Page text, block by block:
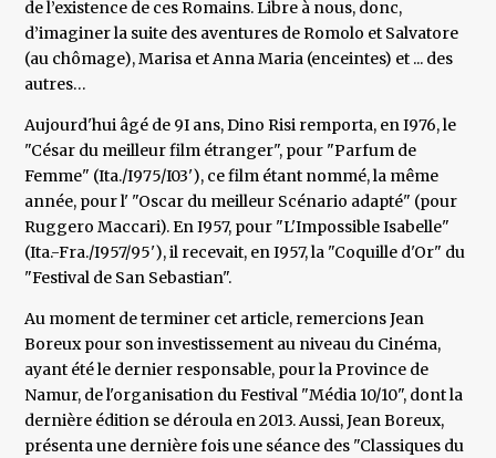
de l’existence de ces Romains. Libre à nous, donc,
d’imaginer la suite des aventures de Romolo et Salvatore
(au chômage), Marisa et Anna Maria (enceintes) et ... des
autres…
Aujourd'hui âgé de 9I ans, Dino Risi remporta, en I976, le
"César du meilleur film étranger", pour "Parfum de
Femme" (Ita./I975/I03'), ce film étant nommé, la même
année, pour l' "Oscar du meilleur Scénario adapté" (pour
Ruggero Maccari). En I957, pour "L'Impossible Isabelle"
(Ita.-Fra./I957/95'), il recevait, en I957, la "Coquille d'Or" du
"Festival de San Sebastian".
Au moment de terminer cet article, remercions Jean
Boreux pour son investissement au niveau du Cinéma,
ayant été le dernier responsable, pour la Province de
Namur, de l'organisation du Festival "Média 10/10", dont la
dernière édition se déroula en 2013. Aussi, Jean Boreux,
présenta une dernière fois une séance des "Classiques du